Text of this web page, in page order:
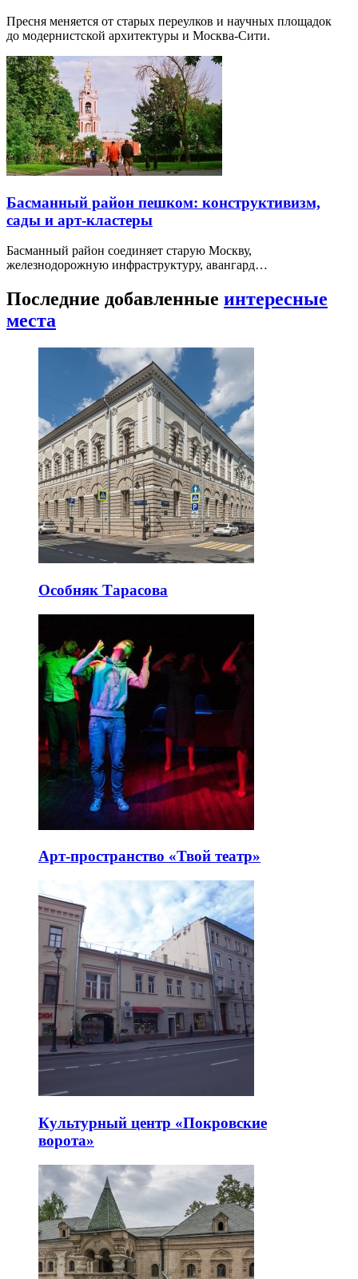
Пресня меняется от старых переулков и научных площадок
до модернистской архитектуры и Москва-Сити.
Басманный район пешком: конструктивизм,
сады и арт-кластеры
Басманный район соединяет старую Москву,
железнодорожную инфраструктуру, авангард…
Последние добавленные интересные
места
Особняк Тарасова
Арт-пространство «Твой театр»
Культурный центр «Покровские
ворота»